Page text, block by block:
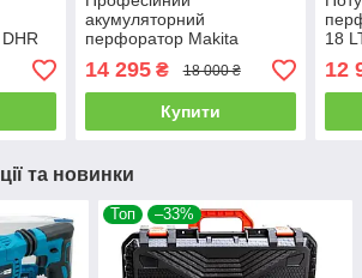
акумуляторний
перфоратор Makita
DHR202RX4 : з АКБ
2шт-18V 3 Аг + 1,5 Аг, 2 Дж
14 295₴ 18 000 ₴
Купити
18
12
та новинки
Топ –33%